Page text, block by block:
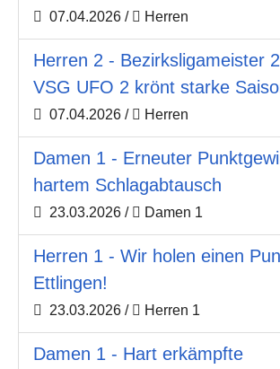
07.04.2026 / Herren
Herren 2 - Bezirksligameister
VSG UFO 2 krönt starke
07.04.2026 / Herren
Damen 1 - Erneuter
hartem Schlagabtausch
23.03.2026 / Damen 1
Herren 1 - Wir holen einen
Ettlingen!
23.03.2026 / Herren 1
Damen 1 - Hart erkämpfte